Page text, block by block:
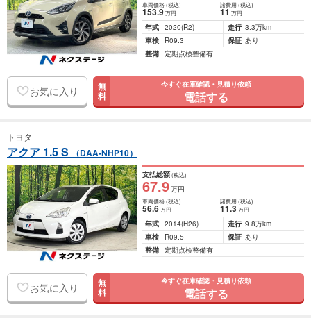
車両価格(税込)
153.9万円
諸費用 (税込)
11 万円
年式 2020(R2) 走行 3.3万km
車検
R09.3 保証 あり
整備 定期点検整備有
お気に入り 無
料
今すぐ在庫確認・見積り依頼
電話する
トヨタ
アクア 1.5 S （DAA-NHP10）
支払総額(税込)
67.9万円
車両価格(税込)
56.6万円
諸費用 (税込)
11.3 万円
年式 2014(H26) 走行 9.8万km
車検
R09.5 保証 あり
整備 定期点検整備有
お気に入り 無
料
今すぐ在庫確認・見積り依頼
電話する